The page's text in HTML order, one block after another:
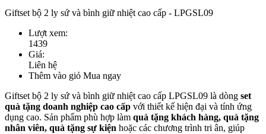
Giftset bộ 2 ly sứ và bình giữ nhiệt cao cấp - LPGSL09
Lượt xem:
1439
Giá:
Liên hệ
Thêm vào giỏ Mua ngay
Giftset bộ 2 ly sứ và bình giữ nhiệt cao cấp LPGSL09 là dòng set
quà tặng doanh nghiệp cao cấp với thiết kế hiện đại và tính ứng
dụng cao. Sản phẩm phù hợp làm quà tặng khách hàng, quà tặng
nhân viên, quà tặng sự kiện hoặc các chương trình tri ân, giúp